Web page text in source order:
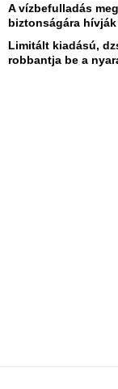
A vízbefulladás
biztonságára
Limitált kiadású,
robbantja be a